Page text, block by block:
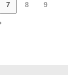
7 8 9